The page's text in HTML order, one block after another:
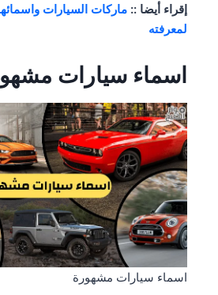
إقراء أيضا :: ماركات السيارات
لمعرفته
اسماء سيارات
اسماء سيارات مشهورة